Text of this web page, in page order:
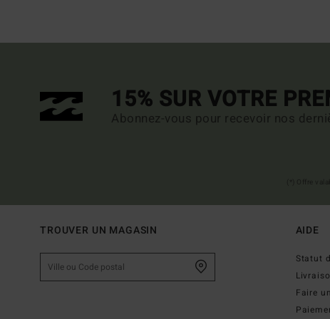
15% SUR VOTRE
Abonnez-vous pour recevoir nos
TROUVER UN MAGASIN AIDE
Statut
Faire